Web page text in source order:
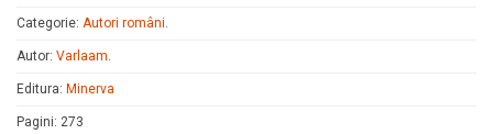
Categorie: Autori români
Autor: Varlaam
Editura: Minerva
Pagini: 273